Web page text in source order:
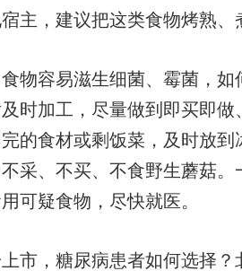
主，建议把这类食物烤熟
容易滋生细菌、霉菌，如
时加工，尽量做到即买即
的食材或剩饭菜，及时放
采、不买、不食野生蘑菇
可疑食物，尽快就医。
，糖尿病患者如何选择？